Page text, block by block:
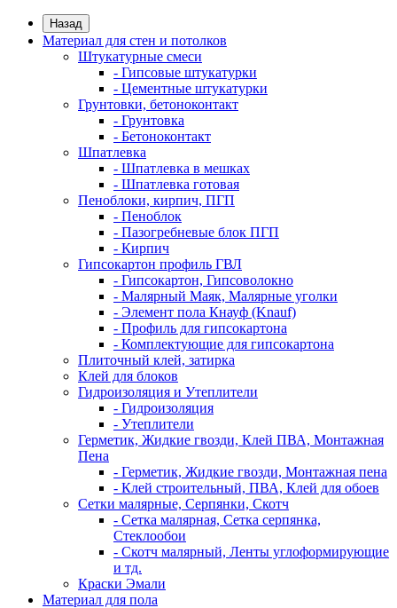
Назад
Материал для стен и потолков
Штукатурные смеси
- Гипсовые штукатурки
- Цементные штукатурки
Грунтовки, бетоноконтакт
- Грунтовка
- Бетоноконтакт
Шпатлевка
- Шпатлевка в мешках
- Шпатлевка готовая
Пеноблоки, кирпич, ПГП
- Пеноблок
- Пазогребневые блок ПГП
- Кирпич
Гипсокартон профиль ГВЛ
- Гипсокартон, Гипсоволокно
- Малярный Маяк, Малярные уголки
- Элемент пола Кнауф (Knauf)
- Профиль для гипсокартона
- Комплектующие для гипсокартона
Плиточный клей, затирка
Клей для блоков
Гидроизоляция и Утеплители
- Гидроизоляция
- Утеплители
Герметик, Жидкие гвозди, Клей ПВА, Монтажная
Пена
- Герметик, Жидкие гвозди, Монтажная пена
- Клей строительный, ПВА, Клей для обоев
Сетки малярные, Серпянки, Скотч
- Сетка малярная, Сетка серпянка,
Стеклообои
- Скотч малярный, Ленты углоформирующие
и тд.
Краски Эмали
Материал для пола